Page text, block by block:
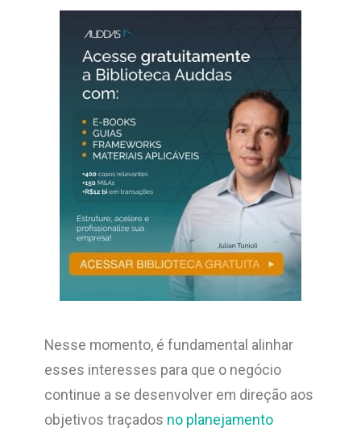
Nesse momento, é fundamental alinhar
esses interesses para que o negócio
continue a se desenvolver em direção aos
objetivos traçados no planejamento